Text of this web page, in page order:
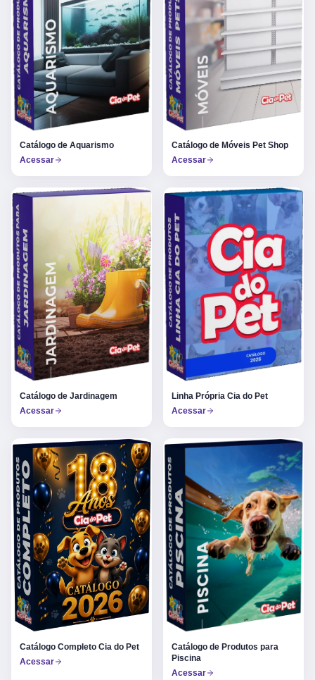
Catálogo de Aquarismo
Acessar
Catálogo de Móveis Pet Shop
Acessar
Catálogo de Jardinagem
Acessar
Linha Própria Cia do Pet
Acessar
Catálogo Completo Cia do Pet
Acessar
Catálogo de Produtos para
Piscina
Acessar